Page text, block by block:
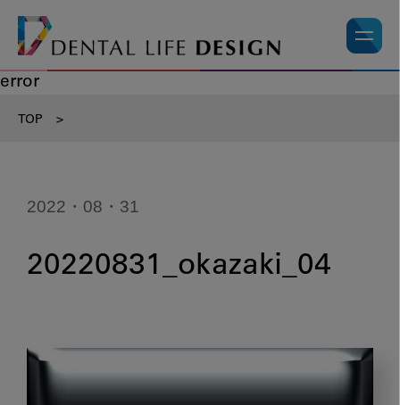
error
TOP >
2022・08・31
20220831_okazaki_04